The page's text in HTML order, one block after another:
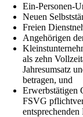
Ein-Personen-
Neuen
Freien
Angehörigen
als zehn
Jahresumsatz
betragen, und
Erwerbstätigen
FSVG